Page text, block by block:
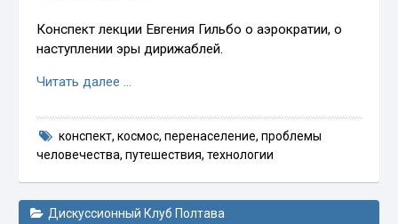
Конспект лекции Евгения Гильбо о аэрократии, о
наступлении эры дирижаблей.
Читать далее …
конспект, космос, перенаселение, проблемы
человечества,путешествия,технологии
Дискуссионный Клуб Полтава